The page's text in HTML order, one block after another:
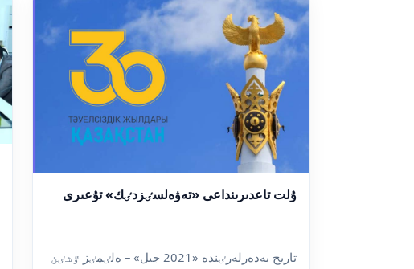
ۇلت تاعدىرىنداعى «تەۋەلسٸزدٸك» تۇعىرى
تاريح بەدەرلەرٸندە «2021 جىل» – ەلٸمٸز ٷشٸن